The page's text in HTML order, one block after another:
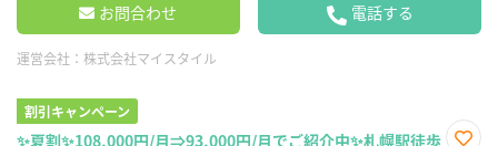
お問合わせ 電話する
運営会社： 株式会社マイスタイル
割引キャンペーン
✨夏割✨108,000円/月⇒93,000円/月でご紹介中✨札幌駅徒歩